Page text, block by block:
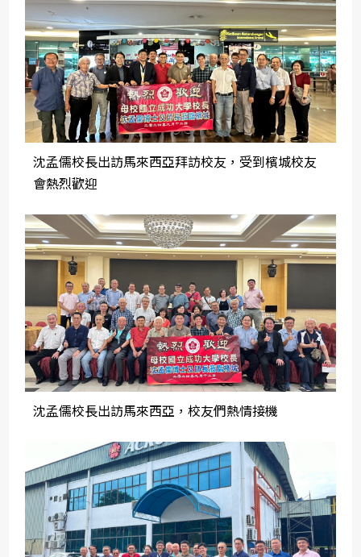
沈孟儒校長出訪馬來西亞拜訪校友，受到檳城校友
會熱烈歡迎
沈孟儒校長出訪馬來西亞，校友們熱情接機